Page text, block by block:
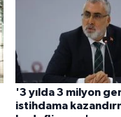
'3 yılda 3 milyon
istihdama